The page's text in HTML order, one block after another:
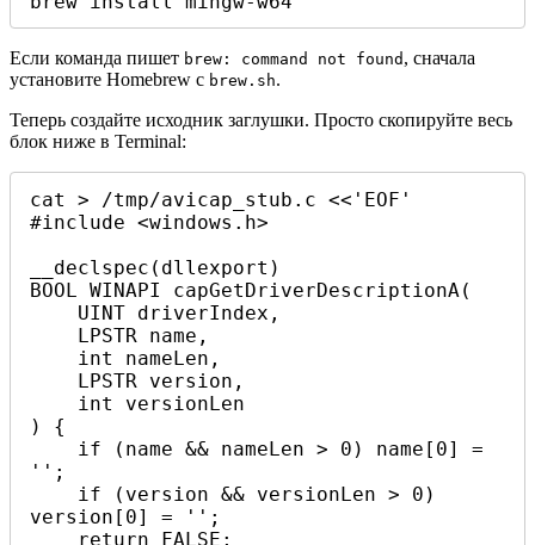
Если команда пишет brew: command not found , сначала
установите Homebrew с brew.sh.
Теперь создайте исходник заглушки. Просто скопируйте весь
блок ниже в Terminal:
cat > /tmp/avicap_stub.c <<'EOF'
#include <windows.h>
__declspec(dllexport)
BOOL WINAPI capGetDriverDescriptionA(
) {
'';
version[0] = '';